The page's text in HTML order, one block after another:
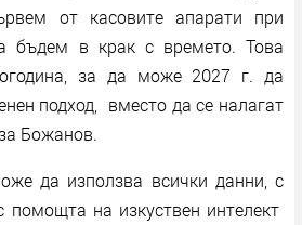
от касовите апарати при
бъдем в крак с времето. Това
за да може 2027 г. да
подход, вместо да се налагат
Божанов.
да използва всички данни, с
помощта на изкуствен интелект